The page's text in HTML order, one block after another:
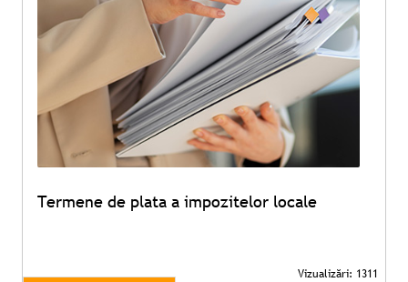
Termene de plata a impozitelor locale